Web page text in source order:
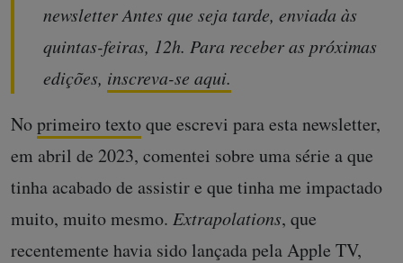
newsletter Antes que seja tarde, enviada às
quintas-feiras, 12h. Para receber as próximas
edições, inscreva-se aqui.
Noprimeiro textoque escrevi para esta newsletter,
em abril de 2023, comentei sobre uma série a que
tinha acabado de assistir e que tinha me impactado
muito, muito mesmo. Extrapolations, que
recentemente havia sido lançada pela Apple TV,